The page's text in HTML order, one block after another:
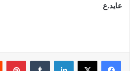
عايد.ع
لينكدإن